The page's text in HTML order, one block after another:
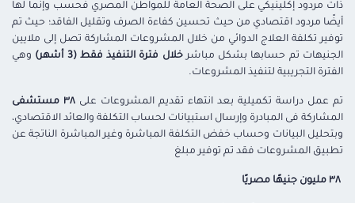
ذات مردود إكلينيكي على الصحة العامة للمواطن المصري فحسب وإنماً لها
أيضًا مردود اقتصادي من حيث تحسين كفاءة الصرف وتقليل الفاقد؛ حيث تم
توفير تكلفة العلاج الدوائي من خلال المشروعات المشاركة تصل إلى ملايين
الجنيهات تم حسابها بشكل مباشرخلال فترة التنفيذ فقط (3 أشهر)
وهي
الفترة التجريبية لتنفيذ المشروعات.
تم عمل دراسة تكميلية بعد انتهاء تقديم المشروعات على ٣٨ مستشفى
المشاركة فى المبادرة وإرسال استبيانات لحساب التكلفة والعائد الاقتصادي،
وبتحليل البيانات وحساب خفض التكلفة المباشرة وغير المباشرة الناتجة عن
تطبيق المشروعات فقد تم توفير مبلغ
٣٨ مليون جنيهًا مصريًا